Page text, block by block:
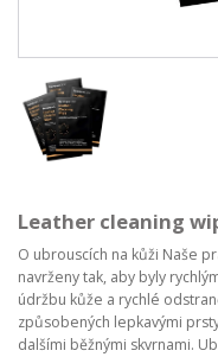
Leather cleaning
O ubrouscích na kůži Naše
navrženy tak, aby byly
údržbu kůže a rychlé
způsobených lepkavými
dalšími běžnými skvrnami.